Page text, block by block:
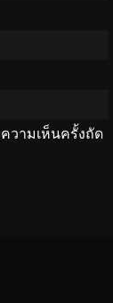
วามเห็นครั้งถัด